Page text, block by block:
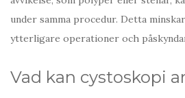
under samma procedur. Detta
ytterligare operationer och
Vad kan cystoskopi